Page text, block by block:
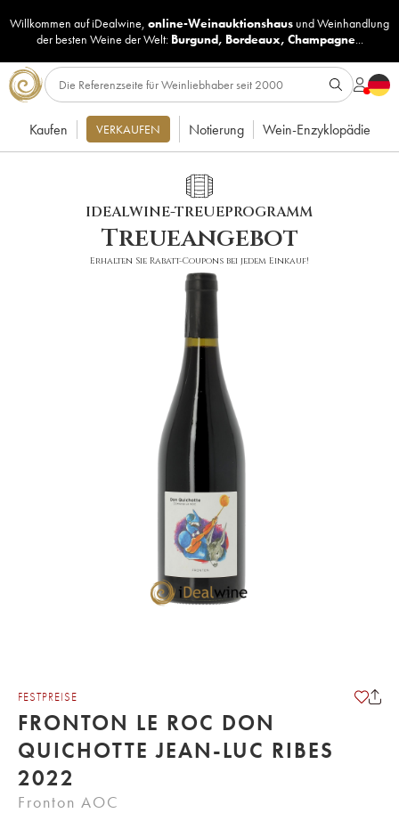
Willkommen auf iDealwine, online-Weinauktionshaus undWeinhandlung
der besten Weine der Welt: Burgund, Bordeaux, Champagne...
Kaufen VERKAUFEN Notierung Wein-Enzyklopädie
IDEALWINE-TREUEPROGRAMM
Treueangebot
Erhalten Sie Rabatt-Coupons bei jedem Einkauf!
FESTPREISE
FRONTON LE ROC DON
QUICHOTTE JEAN-LUC RIBES
2022
Fronton AOC